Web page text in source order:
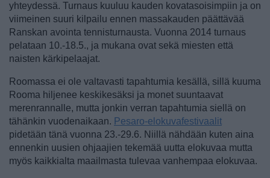
yhteydessä. Turnaus kuuluu kauden kovatasoisimpiin ja on
viimeinen suuri kilpailu ennen massakauden päättävää
Ranskan avointa tennisturnausta. Vuonna 2014 turnaus
pelataan 10.-18.5., ja mukana ovat sekä miesten että
naisten kärkipelaajat.
Roomassa ei ole valtavasti tapahtumia kesällä, sillä kuuma
Rooma hiljenee keskikesäksi ja monet suuntaavat
merenrannalle, mutta jonkin verran tapahtumia siellä on
tähänkin vuodenaikaan. Pesaro-elokuvafestivaalit
pidetään tänä vuonna 23.-29.6. Niillä nähdään kuten aina
ennenkin uusien ohjaajien tekemää uutta elokuvaa mutta
myös kaikkialta maailmasta tulevaa vanhempaa elokuvaa.